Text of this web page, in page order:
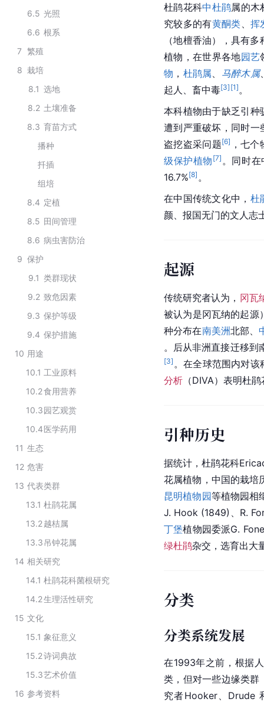
6.5 光照
6.6 根系
7 繁殖
8 栽培
8.1 选地
8.2 土壤准备
8.3 育苗方式
播种
扦插
组培
8.4 定植
8.5 田间管理
8.6 病虫害防治
9 保护
9.1 类群现状
9.2 致危因素
9.3 保护等级
9.4 保护措施
10 用途
10.1 工业原料
10.2食用营养
10.3园艺观赏
10.4医学药用
11 生态
12 危害
13 代表类群
13.1 杜鹃花属
13.2越桔属
13.3吊钟花属
14 相关研究
14.1 杜鹃花科菌根研究
14.2生理活性研究
15 文化
15.1 象征意义
15.2诗词典故
15.3艺术价值
16 参考资料
杜鹃花科中杜鹃属的木
究较多的有黄酮类 、挥
（地檀香油），具有多
植物，在世界各地园艺
物 ， 杜鹃属 马醉木属
起人、畜中毒[3] [1] 。
本科植物由于缺乏引
遭到严重破坏，同时一
盗挖盗采问题[6] ，七
级保护植物 [7] 。同时
16.7%[8] 。
在中国传统文化中， 杜
颜、报国无门的文人志
起源
传统研究者认为， 冈瓦
被认为是冈瓦纳的起源
种分布在南美洲北部、
。后从非洲直接迁移到
[3] 。在全球范围内对
分析 （DIVA）表明杜
引种历史
据统计，杜鹃花科
花属植物， 中国的栽培
昆明植物园等植物园相
J. Hook (1849)、R.
丁堡植物园委派G.
绿杜鹃杂交，选育出大
分类
分类系统发展
在1993年之前，根据
类，但对一些边缘类群
究者Hooker、Drude